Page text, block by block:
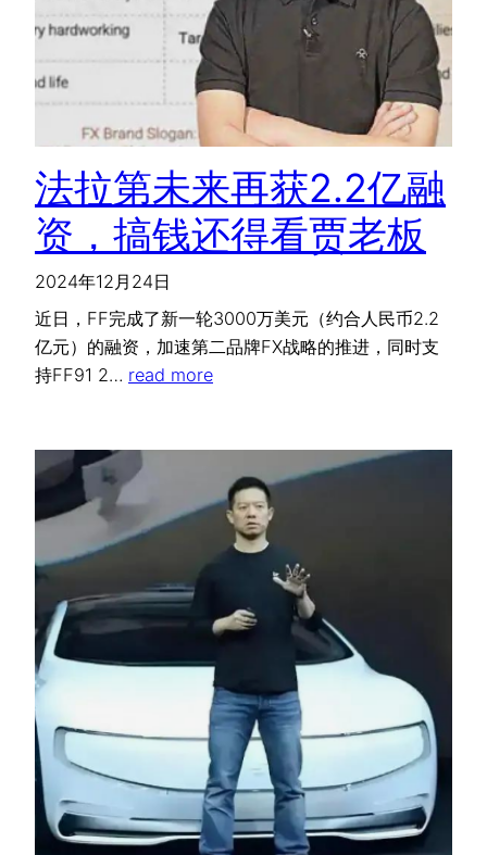
法拉第未来再获2.2亿融
资，搞钱还得看贾老板
2024年12月24日
近日，FF完成了新一轮3000万美元（约合人民币2.2
亿元）的融资，加速第二品牌FX战略的推进，同时支
持FF91 2… read more